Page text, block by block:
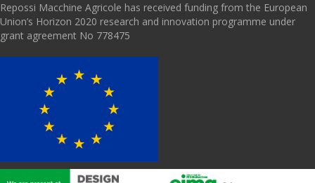
Repossi Macchine Agricole has received funding from the European
Union’s Horizon 2020 research and innovation programme under
grant agreement No 778475